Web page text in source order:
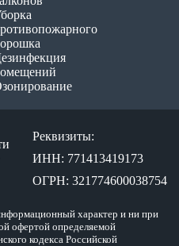
Реквизиты:
ИНН: 771413419173
ОГРН: 321774600038754
характер и ни при
офертой определяемой
кодекса Российской